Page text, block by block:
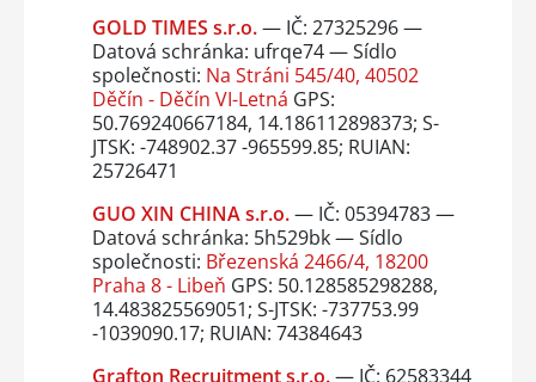
GOLD TIMES s.r.o.— IČ: 27325296 —
Datová schránka: ufrqe74 — Sídlo
společnosti: Na Stráni 545/40, 40502
Děčín - Děčín VI-Letná GPS:
50.769240667184, 14.186112898373; S-
JTSK: -748902.37 -965599.85; RUIAN:
25726471
GUO XIN CHINA s.r.o.— IČ: 05394783 —
Datová schránka: 5h529bk — Sídlo
společnosti: Březenská 2466/4, 18200
Praha 8 - Libeň GPS: 50.128585298288,
14.483825569051; S-JTSK: -737753.99
-1039090.17; RUIAN: 74384643
Grafton Recruitment s.r.o.— IČ: 62583344